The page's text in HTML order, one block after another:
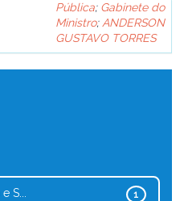
Pública; Gabinete do
Ministro; ANDERSON
GUSTAVO TORRES
1
S...